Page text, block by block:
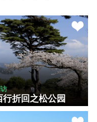
行折回之松公园